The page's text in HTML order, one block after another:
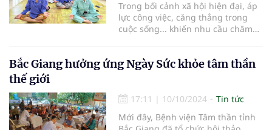
này.
Trong bối cảnh xã hội hiện đại, áp
lực công việc, căng thẳng trong
cuộc sống... khiến nhu cầu chăm
Bắc Giang hưởng ứng Ngày Sức khỏe tâm thần
thế giới
17:11 | 10/10/2024
Tin tức
Mới đây, Bệnh viện Tâm thần tỉnh